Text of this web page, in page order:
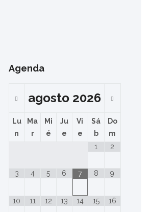
Agenda
agosto 2026
Lu
n
Ma
r
Mi
é
Ju
e
Vi
e
Sá
b
Do
m
1
2
3 4 5 6 7 8 9
10 11 12 13 14 15 16